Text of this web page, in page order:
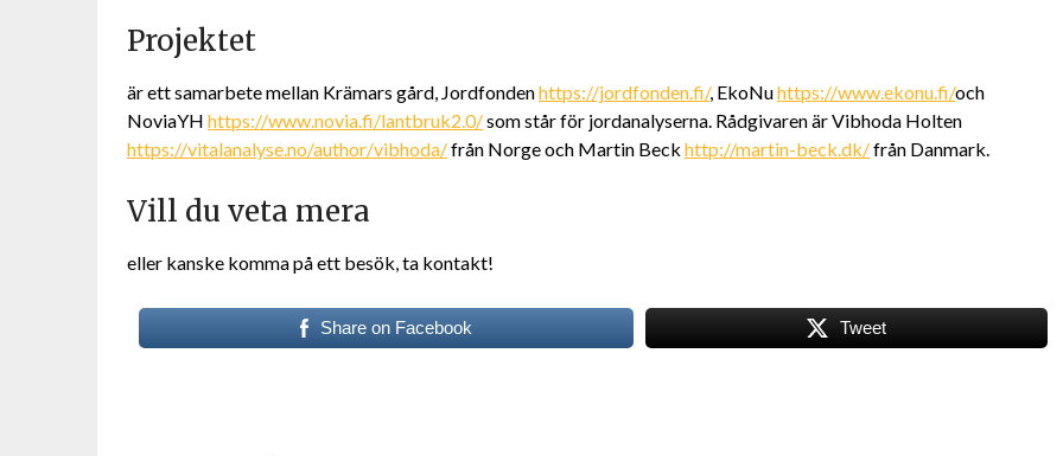
Projektet
är ett samarbete mellan Krämars gård, Jordfondenhttps://jordfonden.fi/, EkoNuhttps://www.ekonu.fi/och
NoviaYH https://www.novia.fi/lantbruk2.0/som står för jordanalyserna. Rådgivaren är Vibhoda Holten
https://vitalanalyse.no/author/vibhoda/från Norge och Martin Beck http://martin-beck.dk/från Danmark.
Vill du veta mera
eller kanske komma på ett besök, ta kontakt!
Share on Facebook Tweet